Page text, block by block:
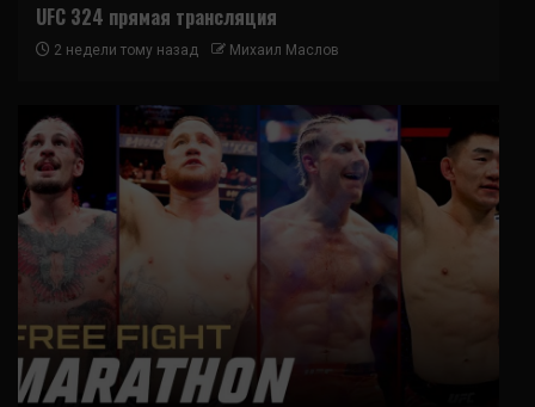
UFC 324 прямая трансляция
2 недели тому назад Михаил Маслов